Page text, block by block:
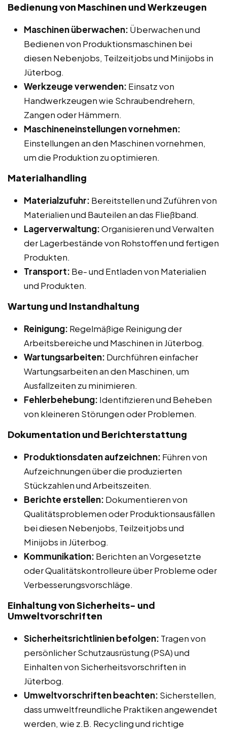
Bedienung von Maschinen und Werkzeugen
Maschinen überwachen: Überwachen und
Bedienen von Produktionsmaschinen bei
diesen Nebenjobs, Teilzeitjobs und Minijobs in
Jüterbog.
Werkzeuge verwenden: Einsatz von
Handwerkzeugen wie Schraubendrehern,
Zangen oder Hämmern.
Maschineneinstellungen vornehmen:
Einstellungen an den Maschinen vornehmen,
um die Produktion zu optimieren.
Materialhandling
Materialzufuhr: Bereitstellen und Zuführen von
Materialien und Bauteilen an das Fließband.
Lagerverwaltung:Organisieren und Verwalten
der Lagerbestände von Rohstoffen und fertigen
Produkten.
Transport: Be- und Entladen von Materialien
und Produkten.
Wartung und Instandhaltung
Reinigung: Regelmäßige Reinigung der
Arbeitsbereiche und Maschinen in Jüterbog.
Wartungsarbeiten: Durchführen einfacher
Wartungsarbeiten an den Maschinen, um
Ausfallzeiten zu minimieren.
Fehlerbehebung: Identifizieren und Beheben
von kleineren Störungen oder Problemen.
Dokumentation und Berichterstattung
Produktionsdaten aufzeichnen: Führen von
Aufzeichnungen über die produzierten
Stückzahlen und Arbeitszeiten.
Berichte erstellen: Dokumentieren von
Qualitätsproblemen oder Produktionsausfällen
bei diesen Nebenjobs, Teilzeitjobs und
Minijobs in Jüterbog.
Kommunikation: Berichten an Vorgesetzte
oder Qualitätskontrolleure über Probleme oder
Verbesserungsvorschläge.
Einhaltung von Sicherheits- und
Umweltvorschriften
Sicherheitsrichtlinien befolgen: Tragen von
persönlicher Schutzausrüstung (PSA) und
Einhalten von Sicherheitsvorschriften in
Jüterbog.
Umweltvorschriften beachten: Sicherstellen,
dass umweltfreundliche Praktiken angewendet
werden, wie z.B. Recycling und richtige